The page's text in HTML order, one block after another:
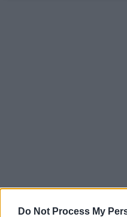
Do Not Process My